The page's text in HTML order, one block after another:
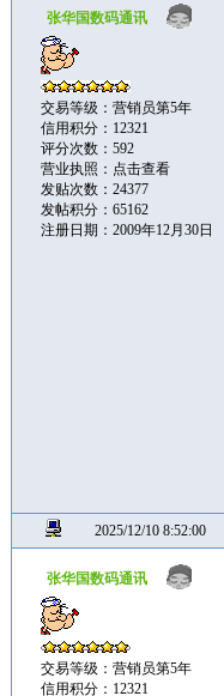
张华国数码通讯
交易等级：营销员第5年
信用积分：12321
评分次数：592
营业执照： 点击查看
发贴次数：24377
发帖积分：65162
注册日期：2009年12月30日
2025/12/10 8:52:00
张华国数码通讯
交易等级：营销员第5年
信用积分：12321